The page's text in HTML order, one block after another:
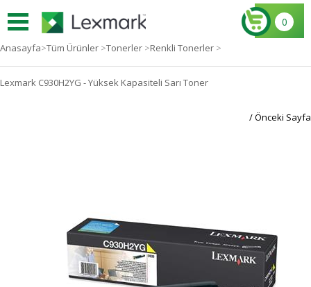
0
Anasayfa>Tüm Ürünler >Tonerler >Renkli Tonerler >
Lexmark C930H2YG - Yüksek Kapasiteli Sarı Toner
/ Önceki Sayfa